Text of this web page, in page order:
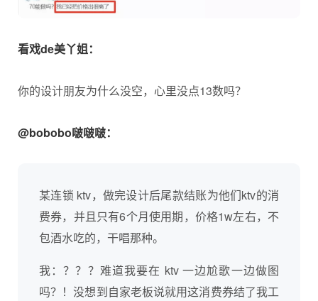
看戏de美丫姐：
你的设计朋友为什么没空，心里没点13数吗？
@bobobo啵啵啵：
某连锁 ktv，做完设计后尾款结账为他们ktv的消
费券，并且只有6个月使用期，价格1w左右，不
包酒水吃的，干唱那种。
我：？？？难道我要在 ktv 一边尬歌一边做图
吗？！没想到自家老板说就用这消费券结了我工